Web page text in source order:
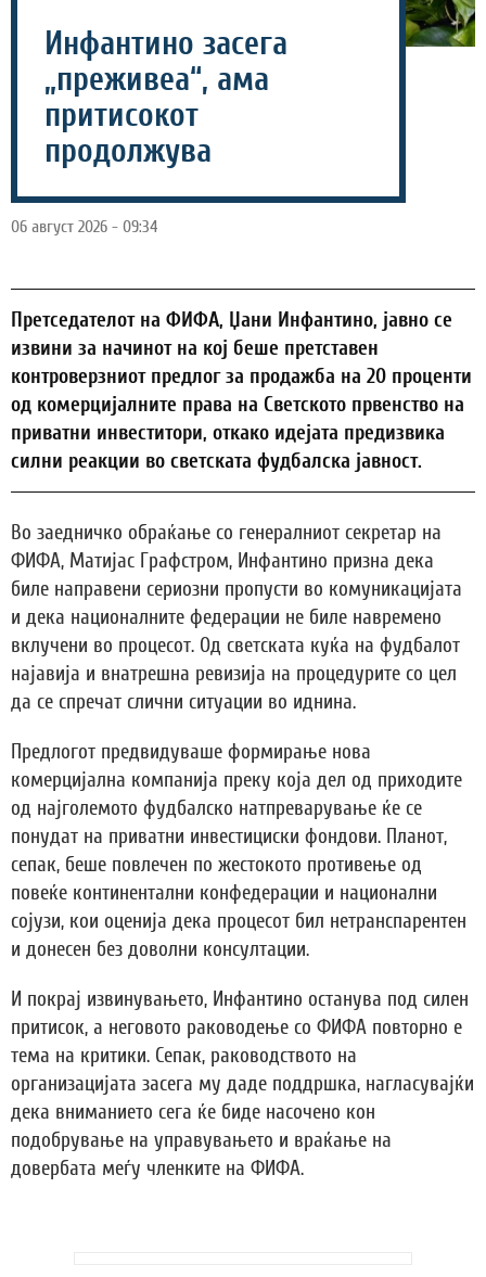
Инфантино засега
„преживеа“, ама
притисокот
продолжува
06 август 2026 - 09:34
Претседателот на ФИФА, Џани Инфантино, јавно се
извини за начинот на кој беше претставен
контроверзниот предлог за продажба на 20 проценти
од комерцијалните права на Светското првенство на
приватни инвеститори, откако идејата предизвика
силни реакции во светската фудбалска јавност.
Во заедничко обраќање со генералниот секретар на
ФИФА, Матијас Графстром, Инфантино призна дека
биле направени сериозни пропусти во комуникацијата
и дека националните федерации не биле навремено
вклучени во процесот. Од светската куќа на фудбалот
најавија и внатрешна ревизија на процедурите со цел
да се спречат слични ситуации во иднина.
Предлогот предвидуваше формирање нова
комерцијална компанија преку која дел од приходите
од најголемото фудбалско натпреварување ќе се
понудат на приватни инвестициски фондови. Планот,
сепак, беше повлечен по жестокото противење од
повеќе континентални конфедерации и национални
сојузи, кои оценија дека процесот бил нетранспарентен
и донесен без доволни консултации.
И покрај извинувањето, Инфантино останува под силен
притисок, а неговото раководење со ФИФА повторно е
тема на критики. Сепак, раководството на
организацијата засега му даде поддршка, нагласувајќи
дека вниманието сега ќе биде насочено кон
подобрување на управувањето и враќање на
довербата меѓу членките на ФИФА.